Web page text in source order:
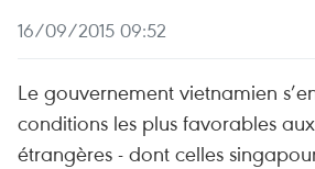
16/09/2015 09:52
Le gouvernement vietnamien
conditions les plus favorables
étrangères - dont celles